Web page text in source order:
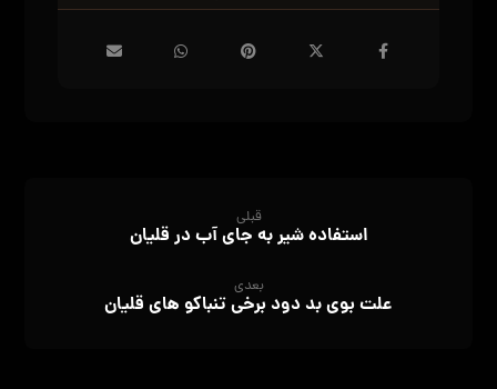
قبلی
استفاده شیر به جای آب در قلیان
بعدی
علت بوی بد دود برخی تنباکو های قلیان